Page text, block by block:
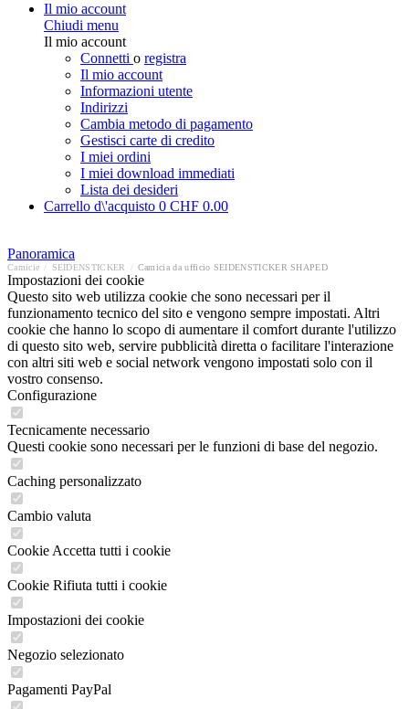
Il mio account
Chiudi menu
Il mio account
Connetti o registra
Il mio account
Informazioni utente
Indirizzi
Cambia metodo di pagamento
Gestisci carte di credito
I miei ordini
I miei download immediati
Lista dei desideri
Carrello d\'acquisto 0 CHF 0.00
Panoramica
Camicie SEIDENSTICKER Camicia da ufficio SEIDENSTICKER SHAPED
Impostazioni dei cookie
Questo sito web utilizza cookie che sono necessari per il
funzionamento tecnico del sito e vengono sempre impostati. Altri
cookie che hanno lo scopo di aumentare il comfort durante l'utilizzo
di questo sito web, servire pubblicità diretta o facilitare l'interazione
con altri siti web e social network vengono impostati solo con il
vostro consenso.
Configurazione
Tecnicamente necessario
Questi cookie sono necessari per le funzioni di base del negozio.
Caching personalizzato
Cambio valuta
Cookie Accetta tutti i cookie
Cookie Rifiuta tutti i cookie
Impostazioni dei cookie
Negozio selezionato
Pagamenti PayPal